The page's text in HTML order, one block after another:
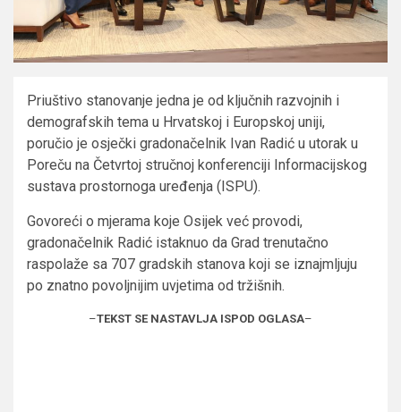
Priuštivo stanovanje jedna je od ključnih razvojnih i
demografskih tema u Hrvatskoj i Europskoj uniji,
poručio je osječki gradonačelnik Ivan Radić u utorak u
Poreču na Četvrtoj stručnoj konferenciji Informacijskog
sustava prostornoga uređenja (ISPU).
Govoreći o mjerama koje Osijek već provodi,
gradonačelnik Radić istaknuo da Grad trenutačno
raspolaže sa 707 gradskih stanova koji se iznajmljuju
po znatno povoljnijim uvjetima od tržišnih.
–TEKST SE NASTAVLJA ISPOD OGLASA–